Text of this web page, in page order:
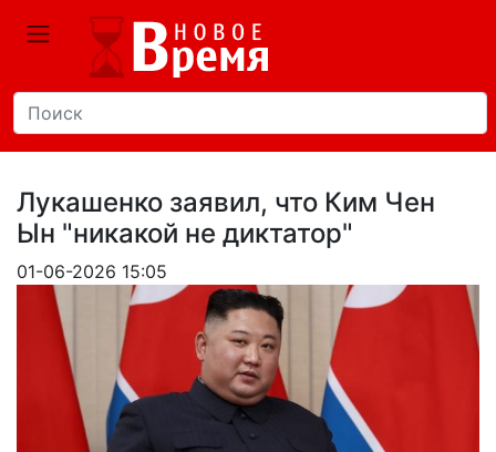
Лукашенко заявил, что Ким Чен
Ын "никакой не диктатор"
01-06-2026 15:05